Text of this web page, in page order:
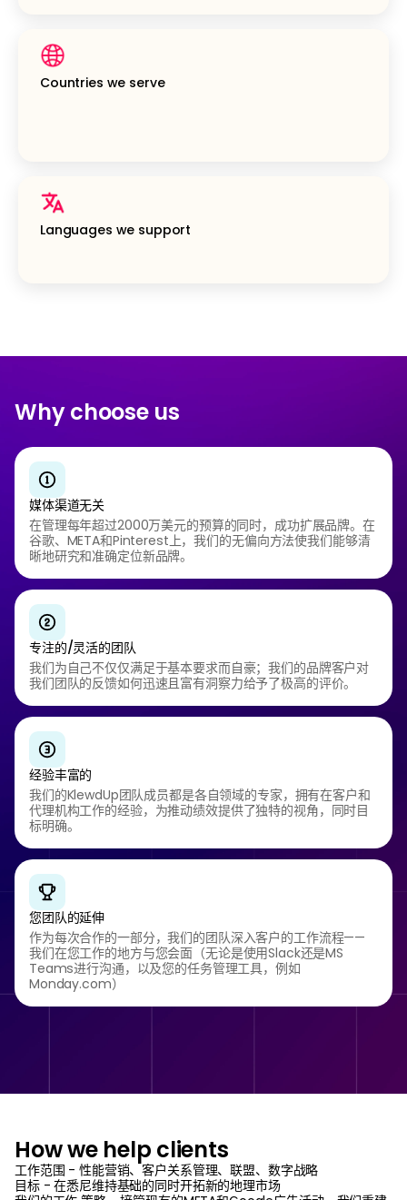
Countries we serve
Languages we support
Why choose us
媒体渠道无关
在管理每年超过2000万美元的预算的同时，成功扩展品牌。在
谷歌、META和Pinterest上，我们的无偏向方法使我们能够清
晰地研究和准确定位新品牌。
专注的/灵活的团队
我们为自己不仅仅满足于基本要求而自豪；我们的品牌客户对
我们团队的反馈如何迅速且富有洞察力给予了极高的评价。
经验丰富的
我们的KlewdUp团队成员都是各自领域的专家，拥有在客户和
代理机构工作的经验，为推动绩效提供了独特的视角，同时目
标明确。
您团队的延伸
作为每次合作的一部分，我们的团队深入客户的工作流程——
我们在您工作的地方与您会面（无论是使用Slack还是MS
Teams进行沟通，以及您的任务管理工具，例如
Monday.com）
How we help clients
工作范围 - 性能营销、客户关系管理、联盟、数字战略
目标 - 在悉尼维持基础的同时开拓新的地理市场